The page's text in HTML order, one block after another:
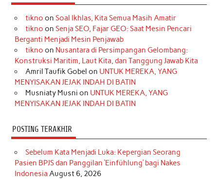
e
b
o
k
t
a
r
a
m
T
o
k
t
e
r
e
s
t
k
e
d
I
n
t
t
r
T
u
e
tikno on Soal Ikhlas, Kita Semua Masih Amatir
tikno on Senja SEO, Fajar GEO: Saat Mesin Pencari
Berganti Menjadi Mesin Penjawab
tikno on Nusantara di Persimpangan Gelombang:
Konstruksi Maritim, Laut Kita, dan Tanggung Jawab Kita
Amril Taufik Gobel on UNTUK MEREKA, YANG
MENYISAKAN JEJAK INDAH DI BATIN
Musniaty Musni on UNTUK MEREKA, YANG
MENYISAKAN JEJAK INDAH DI BATIN
POSTING TERAKHIR
Sebelum Kata Menjadi Luka: Kepergian Seorang
Pasien BPJS dan Panggilan ‘Einfühlung’ bagi Nakes
Indonesia August 6, 2026